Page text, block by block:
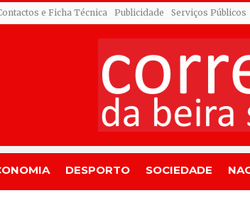
e Ficha Técnica Publicidade Serviços Públicos
DESPORTO SOCIEDADE